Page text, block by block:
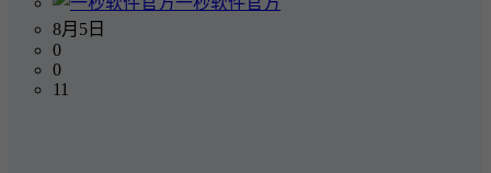
8月5日
0
0
11